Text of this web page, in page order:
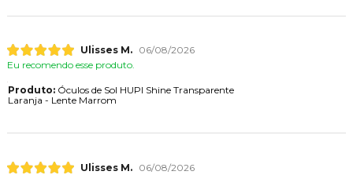
Ulisses M.
06/08/2026
Eu recomendo esse produto.
Produto:Óculos de Sol HUPI Shine Transparente
Laranja - Lente Marrom
Ulisses M.
06/08/2026